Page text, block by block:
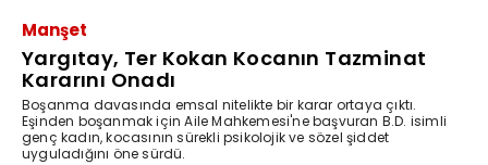
Manşet
Yargıtay, Ter Kokan Kocanın Tazminat
Kararını Onadı
Boşanma davasında emsal nitelikte bir karar ortaya çıktı.
Eşinden boşanmak için Aile Mahkemesi'ne başvuran B.D. isimli
genç kadın, kocasının sürekli psikolojik ve sözel şiddet
uyguladığını öne sürdü.